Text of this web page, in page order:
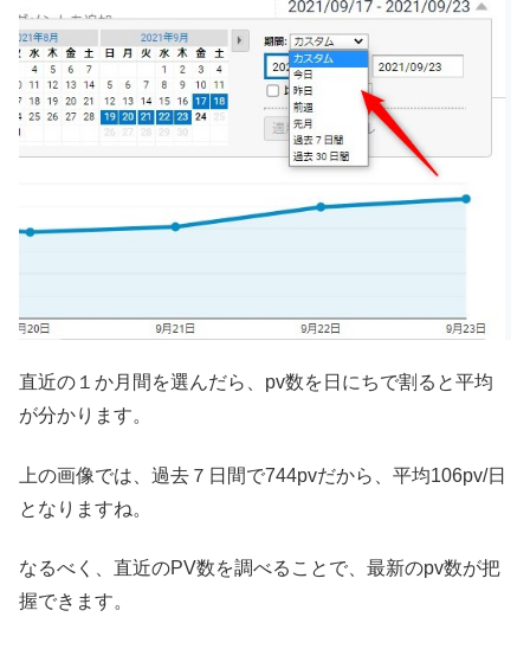
直近の１か月間を選んだら、pv数を日にちで割ると平均
が分かります。
上の画像では、過去７日間で744pvだから、平均106pv/日
となりますね。
なるべく、直近のPV数を調べることで、最新のpv数が把
握できます。